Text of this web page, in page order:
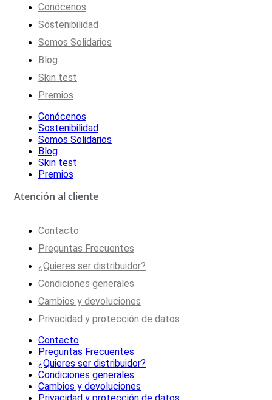
Conócenos
Sostenibilidad
Somos Solidarios
Blog
Skin test
Premios
Conócenos
Sostenibilidad
Somos Solidarios
Blog
Skin test
Premios
Atención al cliente
Contacto
Preguntas Frecuentes
¿Quieres ser distribuidor?
Condiciones generales
Cambios y devoluciones
Privacidad y protección de datos
Contacto
Preguntas Frecuentes
¿Quieres ser distribuidor?
Condiciones generales
Cambios y devoluciones
Privacidad y protección de datos